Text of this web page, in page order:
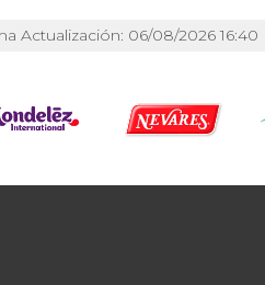
Actualización: 06/08/2026 16:40